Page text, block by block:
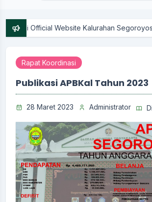
Official Website Kalurahan Segoroyoso
Rapat Koordinasi
Publikasi APBKal Tahun 2023
28 Maret 2023 Administrator